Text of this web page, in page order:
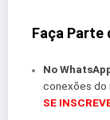
Faça Parte
No
conexões do
SE